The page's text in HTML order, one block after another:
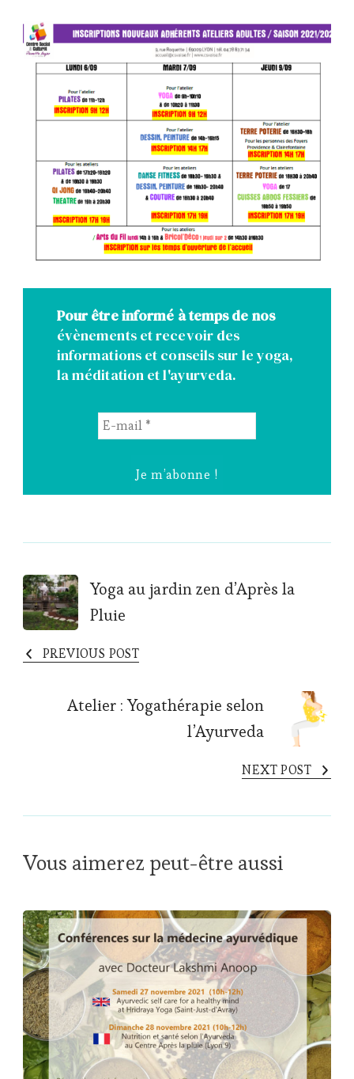
Pour être informé à temps de nos
évènements et recevoir des
informations et conseils sur le yoga,
la méditation et l'ayurveda.
*
Post
Navigation
Yoga au jardin zen d’Après la
Pluie
PREVIOUS POST
Atelier : Yogathérapie selon
l’Ayurveda
NEXT POST
Vous aimerez peut-être aussi